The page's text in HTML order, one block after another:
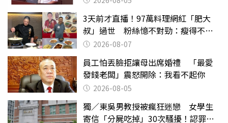
3天前才直播！97萬料理網紅「肥大
叔」過世 粉絲憶不對勁：瘦得不合
理 2026-08-07
員工怕丟臉拒讓母出席婚禮 「最愛
發錢老闆」震怒開除：我看不起你
2026-08-05
獨／東吳男教授被瘋狂迷戀 女學生
寄信「分屍吃掉」30次騷擾！認罪免